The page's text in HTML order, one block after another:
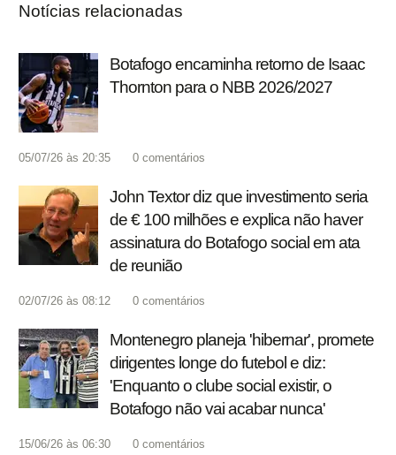
Notícias relacionadas
Botafogo encaminha retorno de Isaac
Thornton para o NBB 2026/2027
05/07/26 às 20:35 0 comentários
John Textor diz que investimento seria
de € 100 milhões e explica não haver
assinatura do Botafogo social em ata
de reunião
02/07/26 às 08:12 0 comentários
Montenegro planeja 'hibernar', promete
dirigentes longe do futebol e diz:
'Enquanto o clube social existir, o
Botafogo não vai acabar nunca'
15/06/26 às 06:30 0 comentários